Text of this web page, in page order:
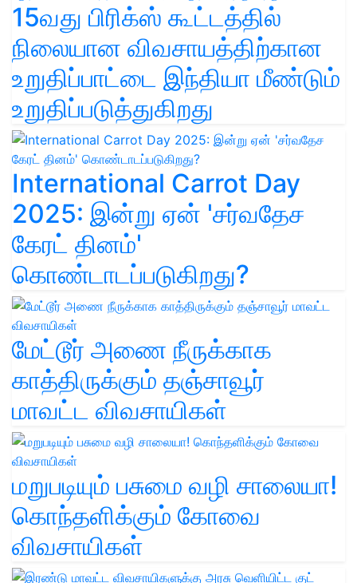
15வது பிரிக்ஸ் கூட்டத்தில்
நிலையான விவசாயத்திற்கான
உறுதிப்பாட்டை இந்தியா மீண்டும்
உறுதிப்படுத்துகிறது
International Carrot Day
2025: இன்று ஏன் 'சர்வதேச
கேரட் தினம்'
கொண்டாடப்படுகிறது?
மேட்டூர் அணை நீருக்காக
காத்திருக்கும் தஞ்சாவூர்
மாவட்ட விவசாயிகள்
மறுபடியும் பசுமை வழி சாலையா!
கொந்தளிக்கும் கோவை
விவசாயிகள்